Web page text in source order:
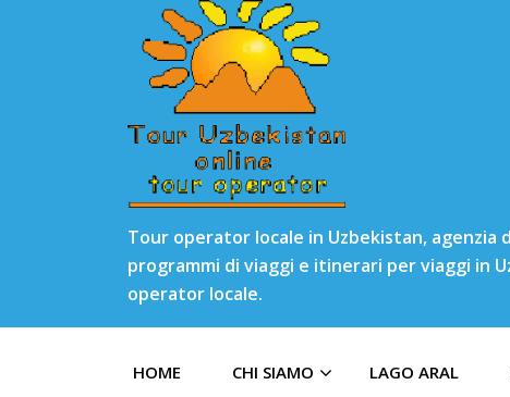
Tour operator locale in Uzbekistan, agenzia
programmi di viaggi e itinerari per viaggi in
operator locale.
HOME CHI SIAMO LAGO ARAL